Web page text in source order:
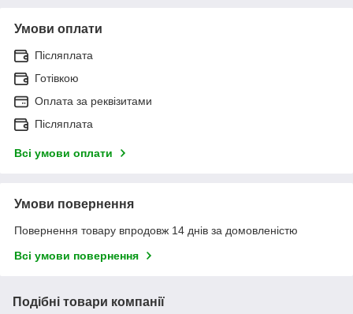
Умови оплати
Післяплата
Готівкою
Оплата за реквізитами
Післяплата
Всі умови оплати
Умови повернення
Повернення товару впродовж 14 днів за домовленістю
Всі умови повернення
Подібні товари компанії